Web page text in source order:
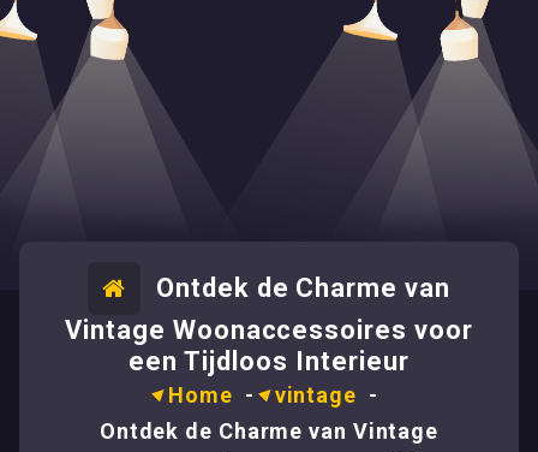
Ontdek de Charme van
Vintage Woonaccessoires voor
een Tijdloos Interieur
Home - vintage -
Ontdek de Charme van Vintage